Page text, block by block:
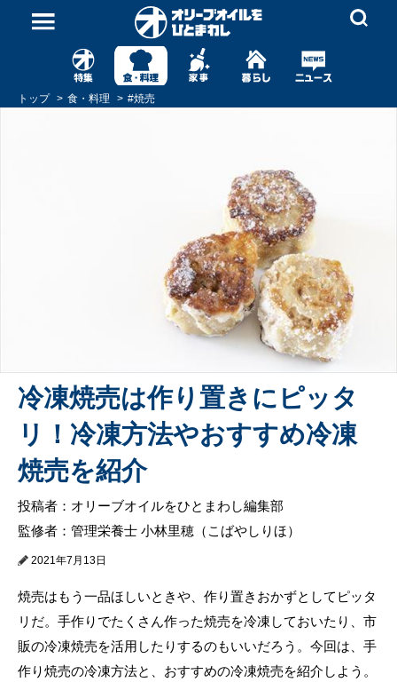
トップ 食・料理 #焼売
冷凍焼売は作り置きにピッタ
リ！冷凍方法やおすすめ冷凍
焼売を紹介
投稿者：オリーブオイルをひとまわし編集部
監修者：管理栄養士 小林里穂（こばやしりほ）
2021年7月13日
焼売はもう一品ほしいときや、作り置きおかずとしてピッタ
リだ。手作りでたくさん作った焼売を冷凍しておいたり、市
販の冷凍焼売を活用したりするのもいいだろう。今回は、手
作り焼売の冷凍方法と、おすすめの冷凍焼売を紹介しよう。